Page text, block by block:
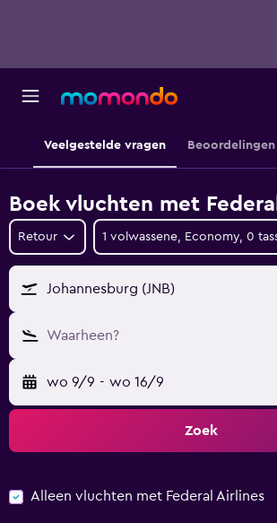
Veelgestelde vragen Beoordelingen
Boek vluchten met
Retour 1 volwassene, Economy, 0
Johannesburg (JNB)
Waarheen?
wo 9/9 - wo 16/9
Zoek
Alleen vluchten met Federal Airlines